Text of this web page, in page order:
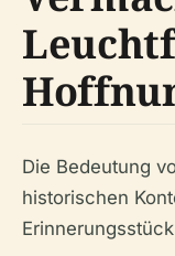
Die Bedeutung
historischen